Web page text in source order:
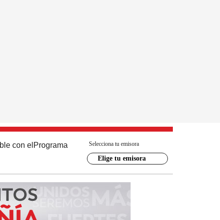
con el Programa Selecciona tu emisora
Elige tu emisora